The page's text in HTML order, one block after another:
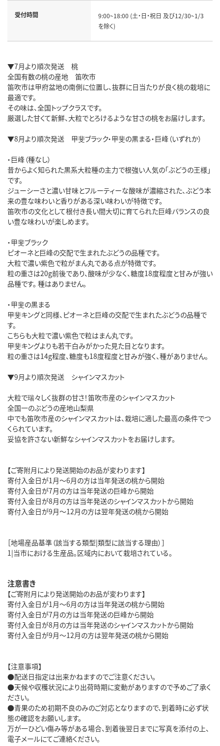
受付時間
9:00~18:00 (土・日・祝日 及び12/30~1/3
を除く)
▼7月より順次発送 桃
全国有数の桃の産地 笛吹市
笛吹市は甲府盆地の南側に位置し、抜群に日当たりが良く桃の栽培に
最適です。
その味は、全国トップクラスです。
厳選した甘くて新鮮、大粒でとろけるような甘さの桃をお届けします。
▼8月より順次発送 甲斐ブラック・甲斐の黒まる・巨峰（いずれか）
・巨峰（種なし）
昔からよく知られた黒系大粒種の主力で根強い人気の「ぶどうの王様」
です。
ジューシーさと濃い甘味とフルーティーな酸味が濃縮された、ぶどう本
来の豊な味わいと香りがある深い味わいが特徴です。
笛吹市の文化として根付き長い間大切に育てられた巨峰バランスの良
い豊な味わいが楽しめます。
・甲斐ブラック
ピオーネと巨峰の交配で生まれたぶどうの品種です。
大粒で濃い紫色で粒がまん丸である点が特徴です。
粒の重さは20g前後であり、酸味が少なく、糖度18度程度と甘みが強い
品種です。 種はありません。
・甲斐の黒まる
甲斐キングと同様、ピオーネと巨峰の交配で生まれたぶどうの品種で
す。
こちらも大粒で濃い紫色で粒はまん丸です。
甲斐キングよりも若干白みがかった見た目となります。
粒の重さは14g程度、糖度も18度程度と甘みが強く、種がありません。
▼9月より順次発送 シャインマスカット
大粒で瑞々しく抜群の甘さ！笛吹市産のシャインマスカット
全国一のぶどうの産地山梨県
中でも笛吹市産のシャインマスカットは、栽培に適した最高の条件でつ
くられています。
妥協を許さない新鮮なシャインマスカットをお届けします。
【ご寄附月により発送開始のお品が変わります】
寄付入金日が1月～6月の方は当年発送の桃から開始
寄付入金日が7月の方は当年発送の巨峰から開始
寄付入金日が8月の方は当年発送のシャインマスカットから開始
寄付入金日が9月～12月の方は翌年発送の桃から開始
［地場産品基準（該当する類型|類型に該当する理由）］
1|当市における生産品。区域内において栽培されている。
注意書き
【ご寄附月により発送開始のお品が変わります】
寄付入金日が1月～6月の方は当年発送の桃から開始
寄付入金日が7月の方は当年発送の巨峰から開始
寄付入金日が8月の方は当年発送のシャインマスカットから開始
寄付入金日が9月～12月の方は翌年発送の桃から開始
【注意事項】
●配送日指定は出来かねますのでご注意ください。
●天候や収穫状況により出荷時期に変動がありますので予めご了承く
ださい。
●青果のため初期不良のみのご対応となりますので、到着時に必ず状
態の確認をお願いします。
万が一ひどい傷み等がある場合、到着後翌日までに写真を添付の上、
電子メールにてご連絡ください。